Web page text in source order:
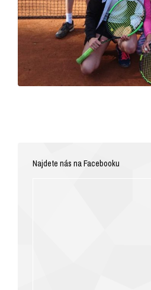
Najdete nás na Facebooku